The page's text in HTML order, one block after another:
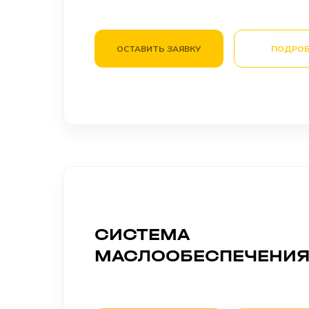
ОСТАВИТЬ ЗАЯВКУ
СИСТЕМА
МАСЛООБЕСПЕЧЕНИЯ